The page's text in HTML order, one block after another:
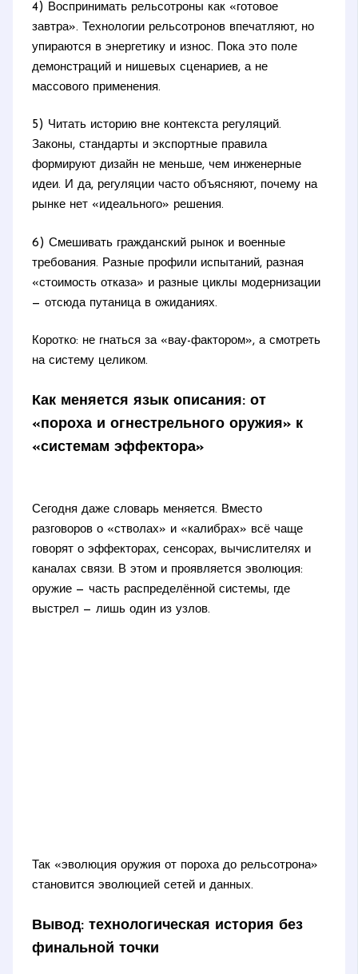
4) Воспринимать рельсотроны как «готовое
завтра». Технологии рельсотронов впечатляют, но
упираются в энергетику и износ. Пока это поле
демонстраций и нишевых сценариев, а не
массового применения.
5) Читать историю вне контекста регуляций.
Законы, стандарты и экспортные правила
формируют дизайн не меньше, чем инженерные
идеи. И да, регуляции часто объясняют, почему на
рынке нет «идеального» решения.
6) Смешивать гражданский рынок и военные
требования. Разные профили испытаний, разная
«стоимость отказа» и разные циклы модернизации
— отсюда путаница в ожиданиях.
Коротко: не гнаться за «вау-фактором», а смотреть
на систему целиком.
Как меняется язык описания: от
«пороха и огнестрельного оружия» к
«системам эффектора»
Сегодня даже словарь меняется. Вместо
разговоров о «стволах» и «калибрах» всё чаще
говорят о эффекторах, сенсорах, вычислителях и
каналах связи. В этом и проявляется эволюция:
оружие — часть распределённой системы, где
выстрел — лишь один из узлов.
Так «эволюция оружия от пороха до рельсотрона»
становится эволюцией сетей и данных.
Вывод: технологическая история без
финальной точки